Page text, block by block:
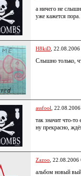
а ничего не
уже кажется
H8kiD ,
Слышно только,
assfool ,
так значит что-то
ну прекрасно,
Zazoo ,
альбом новый